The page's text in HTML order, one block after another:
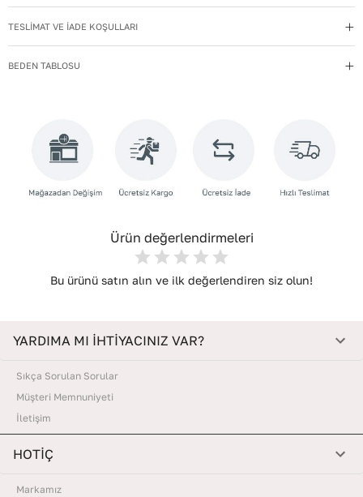
uzak tutun.
Hakiki Deri
Menşei:Türkiye
Topuk Tipi:Düz Topuklu
arındırın. Hafif nemli bezle silin, doğal olarak kurumasını
TESLİMAT VE İADE KOŞULLARI
BEDEN TABLOSU
Ürün değerlendirmeleri
Bu ürünü satın alın ve ilk değerlendiren siz olun!
YARDIMA MI İHTİYACINIZ VAR?
Sıkça Sorulan Sorular
Müşteri Memnuniyeti
İletişim
HOTİÇ
Markamız